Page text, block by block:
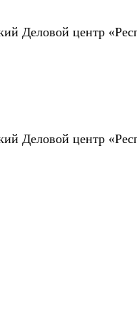
Деловой центр
Деловой центр